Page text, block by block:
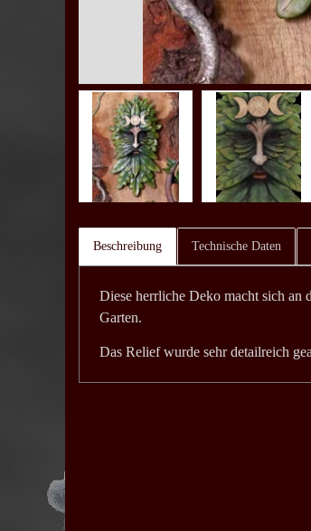
Beschreibung Technische Daten
Diese herrliche Deko macht sich an
Garten.
Das Relief wurde sehr detailreich